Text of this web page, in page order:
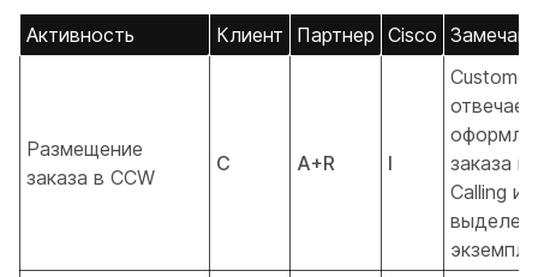
Активность Клиент Партнер Cisco
Размещение
заказа в CCW
C A+R I
заказа
Calling и